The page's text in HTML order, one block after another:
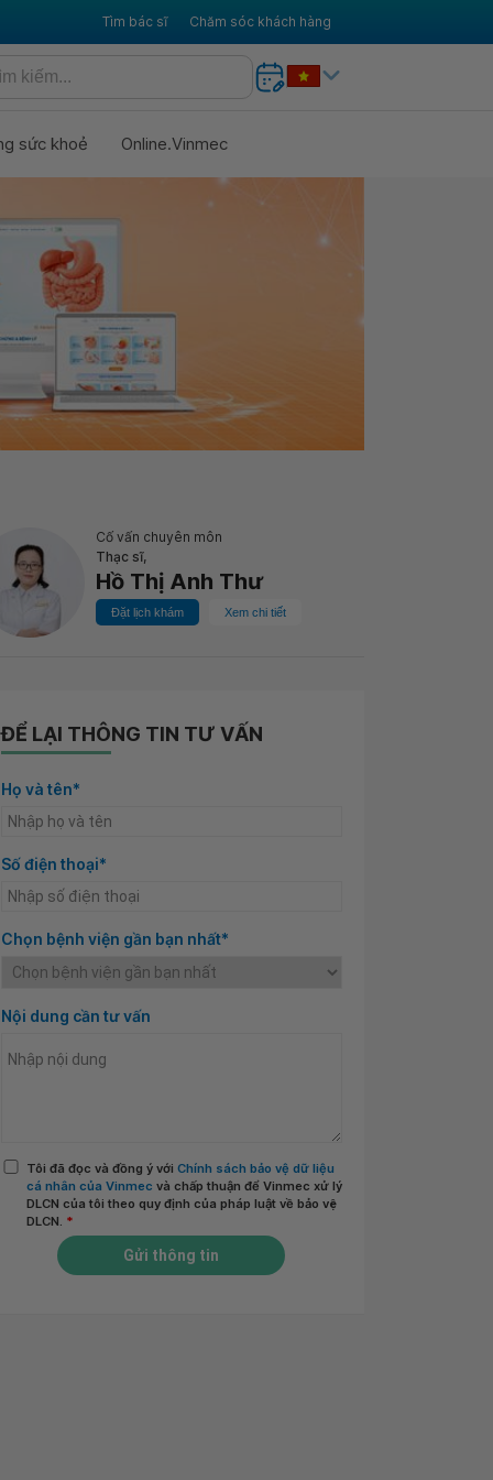
Tìm bác sĩ Chăm sóc khách hàng
sức khoẻ Online.Vinmec
Cố vấn chuyên môn
Thạc sĩ,
Hồ Thị Anh Thư
Đặt lịch khám Xem chi tiết
ĐỂ LẠI THÔNG TIN TƯ VẤN
Họ và tên*
Số điện thoại*
Chọn bệnh viện gần bạn nhất*
Nội dung cần tư vấn
Tôi đã đọc và đồng ý với Chính sách bảo vệ dữ liệu
cá nhân của Vinmec và chấp thuận để Vinmec xử lý
DLCN của tôi theo quy định của pháp luật về bảo vệ
DLCN. *
Gửi thông tin